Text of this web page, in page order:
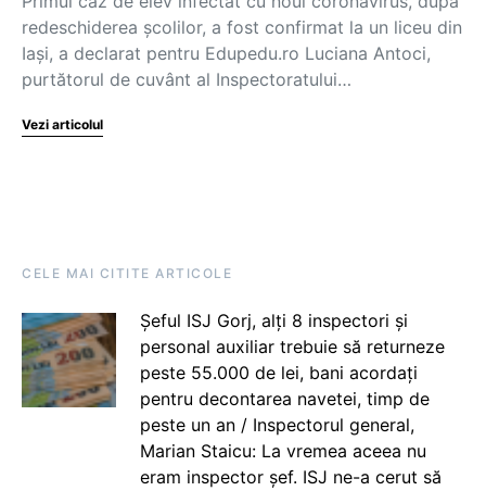
redeschiderea școlilor, a fost confirmat la un liceu din
Iași, a declarat pentru Edupedu.ro Luciana Antoci,
purtătorul de cuvânt al Inspectoratului…
Vezi articolul
CELE MAI CITITE ARTICOLE
Șeful ISJ Gorj, alți 8 inspectori și
personal auxiliar trebuie să returneze
peste 55.000 de lei, bani acordați
pentru decontarea navetei, timp de
peste un an / Inspectorul general,
Marian Staicu: La vremea aceea nu
eram inspector șef. ISJ ne-a cerut să